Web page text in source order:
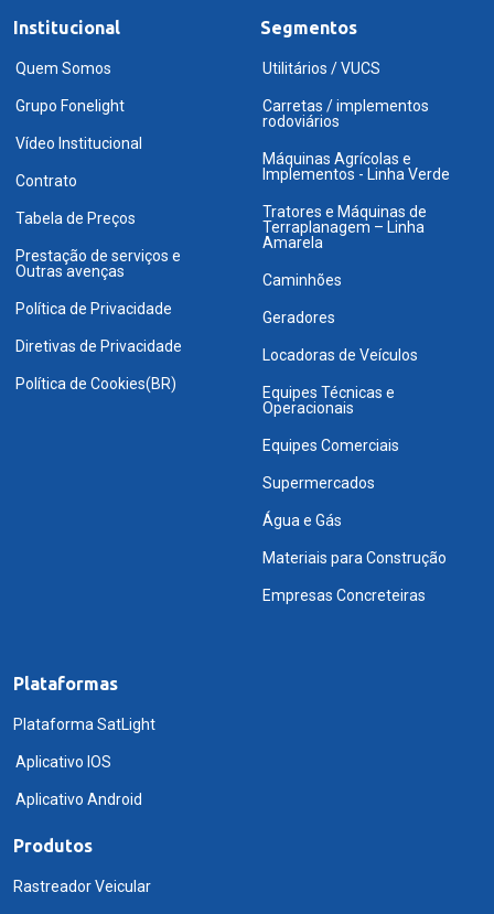
Institucional
Quem Somos
Grupo Fonelight
Vídeo Institucional
Contrato
Tabela de Preços
Prestação de serviços e
Outras avenças
Política de Privacidade
Diretivas de Privacidade
Política de Cookies(BR)
Segmentos
Utilitários / VUCS
Carretas / implementos
rodoviários
Máquinas Agrícolas e
Implementos - Linha Verde
Tratores e Máquinas de
Terraplanagem – Linha
Amarela
Caminhões
Geradores
Locadoras de Veículos
Equipes Técnicas e
Operacionais
Equipes Comerciais
Supermercados
Água e Gás
Materiais para Construção
Empresas Concreteiras
Plataformas
Plataforma SatLight
Aplicativo IOS
Aplicativo Android
Produtos
Rastreador Veicular